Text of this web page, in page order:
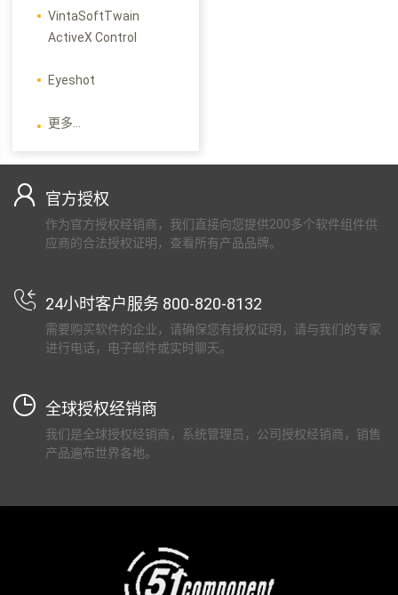
VintaSoftTwain
ActiveX Control
Eyeshot
更多...
官方授权
作为官方授权经销商，我们直接向您提供200多个软件组件供
应商的合法授权证明，查看所有产品品牌。
24小时客户服务 800-820-8132
需要购买软件的企业，请确保您有授权证明，请与我们的专家
进行电话，电子邮件或实时聊天。
全球授权经销商
我们是全球授权经销商，系统管理员，公司授权经销商，销售
产品遍布世界各地。